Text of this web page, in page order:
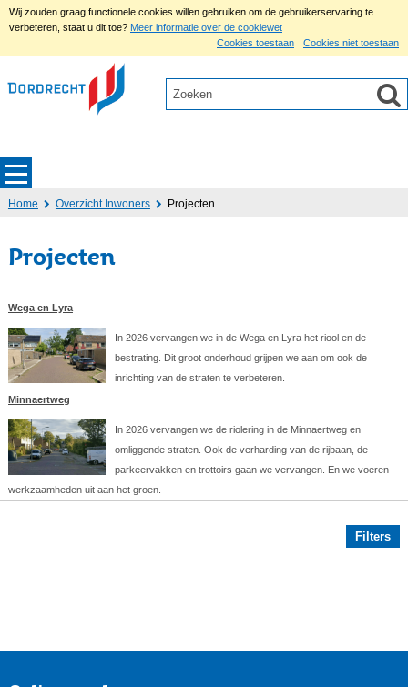
Wij zouden graag functionele cookies willen gebruiken om de gebruikerservaring te
verbeteren, staat u dit toe? Meer informatie over de cookiewet
Cookies toestaan
Cookies niet toestaan
Home Overzicht Inwoners Projecten
Projecten
Wega en Lyra
In 2026 vervangen we in de Wega en Lyra het riool en de
bestrating. Dit groot onderhoud grijpen we aan om ook de
inrichting van de straten te verbeteren.
Minnaertweg
In 2026 vervangen we de riolering in de Minnaertweg en
omliggende straten. Ook de verharding van de rijbaan, de
parkeervakken en trottoirs gaan we vervangen. En we voeren
werkzaamheden uit aan het groen.
Filters